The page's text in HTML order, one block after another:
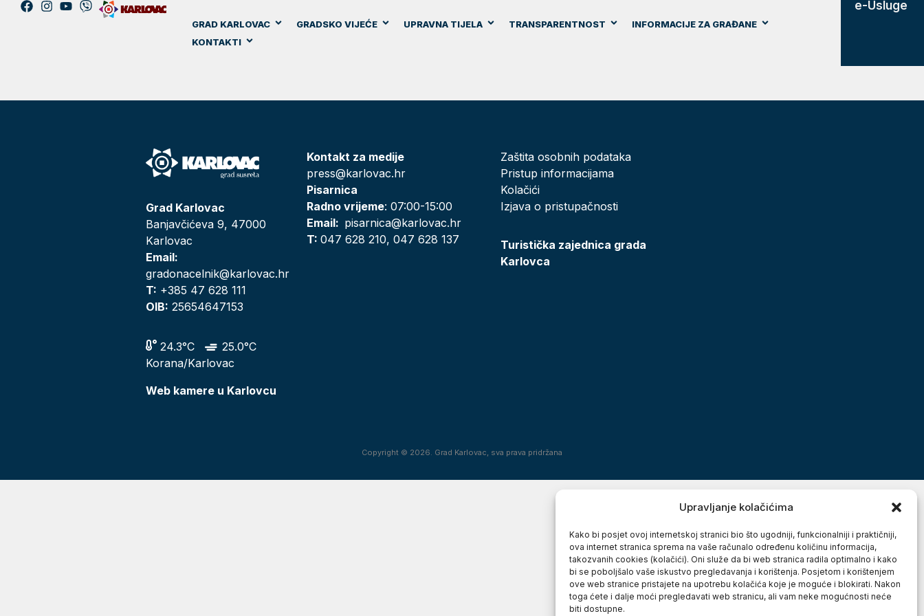
Upravljanje kolačićima
Kako bi posjet ovoj internetskoj stranici bio što ugodniji, funkcionalniji i praktičniji,
ova internet stranica sprema na vaše računalo određenu količinu informacija,
takozvanih cookies (kolačići). Oni služe da bi web stranica radila optimalno i kako
bi se poboljšalo vaše iskustvo pregledavanja i korištenja. Posjetom i korištenjem
ove web stranice pristajete na upotrebu kolačića koje je moguće i blokirati. Nakon
toga ćete i dalje moći pregledavati web stranicu, ali vam neke mogućnosti neće
biti dostupne.
GRAD KARLOVAC GRADSKO VIJEĆE UPRAVNA TIJELA TRANSPARENTNOST
INFORMACIJE ZA GRAĐANE
KONTAKTI
e-Usluge
Grad Karlovac
Banjavčićeva 9, 47000
Karlovac
Email:
gradonacelnik@karlovac.hr
T: +385 47 628 111
OIB: 25654647153
24.3°C
25.0°C
Korana/Karlovac
Web kamere u Karlovcu
Kontakt za medije
press@karlovac.hr
Pisarnica
Radno vrijeme: 07:00-15:00
Email: pisarnica@karlovac.hr
T:047 628 210, 047 628 137
Zaštita osobnih podataka
Pristup informacijama
Kolačići
Izjava o pristupačnosti
Turistička zajednica grada
Karlovca
Copyright © 2026. Grad Karlovac, sva prava pridržana